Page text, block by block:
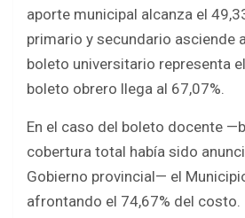
aporte municipal alcanza el
primario y secundario asciende
boleto universitario representa
boleto obrero llega al 67,07%.
En el caso del boleto docente
cobertura total había sido
Gobierno provincial— el
afrontando el 74,67% del costo.